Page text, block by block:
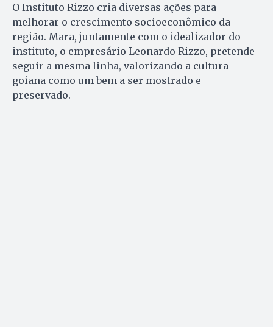
O Instituto Rizzo cria diversas ações para
melhorar o crescimento socioeconômico da
região. Mara, juntamente com o idealizador do
instituto, o empresário Leonardo Rizzo, pretende
seguir a mesma linha, valorizando a cultura
goiana como um bem a ser mostrado e
preservado.